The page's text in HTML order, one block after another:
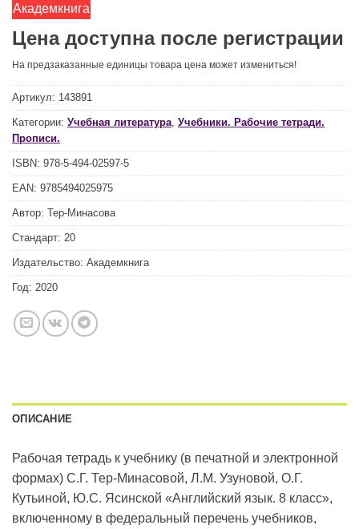
Академкнига
Цена доступна после регистрации
На предзаказанные единицы товара цена может измениться!
Артикул: 143891
Категории: Учебная литература, Учебники. Рабочие тетради.
Прописи.
ISBN: 978-5-494-02597-5
EAN: 9785494025975
Автор: Тер-Минасова
Стандарт: 20
Издательство: Академкнига
Год: 2020
ОПИСАНИЕ
Рабочая тетрадь к учебнику (в печатной и электронной
формах) С.Г. Тер-Минасовой, Л.М. Узуновой, О.Г.
Кутьиной, Ю.С. Ясинской «Английский язык. 8 класс»,
включенному в федеральный перечень учебников,